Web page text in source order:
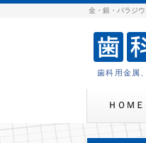
金・銀・パラジ
歯科用金属
ＨＯＭＥ